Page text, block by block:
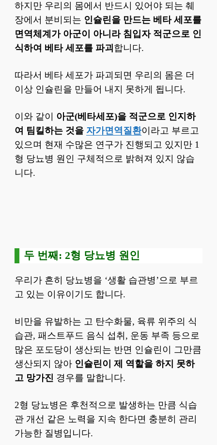
하지만 우리의 몸에서 반드시 있어야 되는 췌
장에서 분비되는 인슐린을 만드는 베타 세포를
면역체계가 아군이 아니라 침입자 적군으로 인
식하여 베타 세포를 파괴 합니다.
따라서 베타 세포가 파괴되면 우리의 몸은 더
이상 인슐린을 만들어 내지 못하게 됩니다.
이와 같이 아군(베타세포)을 적군으로 인지하
여 팀킬하는 것을 자가면역질환이라고 부르고
있으며 현재 수많은 연구가 진행되고 있지만 1
형 당뇨병 원인 구체적으로 밝혀져 있지 않습
니다.
두 번째: 2형 당뇨병 원인
우리가 흔히 당뇨병을 ‘생활 습관병’으로 부르
고 있는 이유이기도 합니다.
비만을 유발하는 고 탄수화물, 육류 위주의 식
습관, 패스트푸드 음식 섭취, 운동 부족 등으로
많은 포도당이 생산되는 반면 인슐린이 그만큼
생산되지 않아 인슐린이 제 역할을 하지 못하
고 망가진 경우를 말합니다.
2형 당뇨병은 후천적으로 발생하는 만큼 식습
관 개선 같은 노력을 지속 한다면 충분히 관리
가능한 질병입니다.